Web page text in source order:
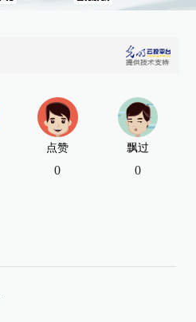
点赞
0
飘过
0